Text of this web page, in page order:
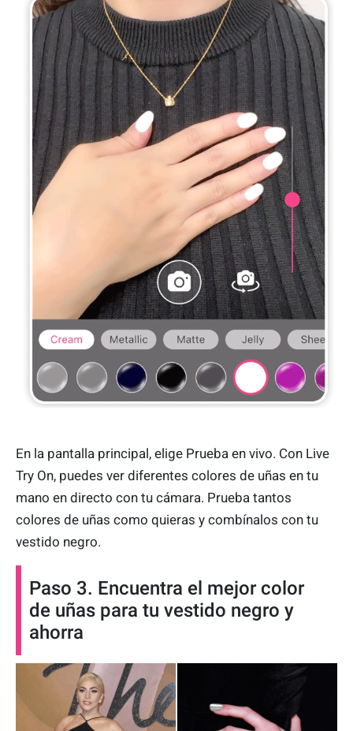
En la pantalla principal, elige Prueba en vivo. Con Live
Try On, puedes ver diferentes colores de uñas en tu
mano en directo con tu cámara. Prueba tantos
colores de uñas como quieras y combínalos con tu
vestido negro.
Paso 3. Encuentra el mejor color
de uñas para tu vestido negro y
ahorra